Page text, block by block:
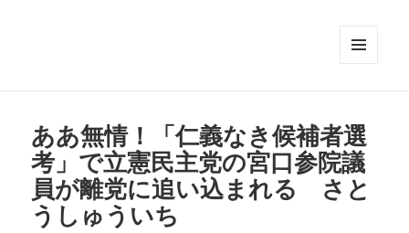
ット
ああ無情！「仁義なき候補者選
考」で立憲民主党の宮口参院議
員が離党に追い込まれる さと
うしゅういち